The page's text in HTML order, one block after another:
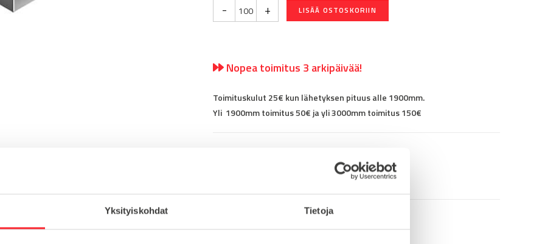
Yksityiskohdat Tietoja
- + LISÄÄ OSTOSKORIIN
Nopea toimitus 3 arkipäivää!
Toimituskulut 25€ kun lähetyksen pituus alle 1900mm.
Yli 1900mm toimitus 50€ ja yli 3000mm toimitus 150€